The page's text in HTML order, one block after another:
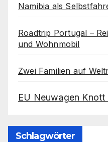
Namibia als
Roadtrip Portugal –
und Wohnmobil
Zwei Familien auf
EU Neuwagen Knott
Schlagwörter